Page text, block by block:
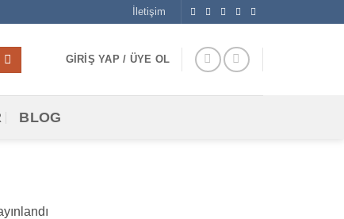
İletişim
GIRIŞ YAP / ÜYE OL
BLOG